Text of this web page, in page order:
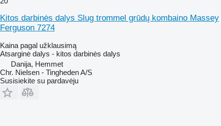
Kitos darbinės dalys Slug trommel grūdų kombaino Massey
Ferguson 7274
Kaina pagal užklausimą
Atsarginė dalys - kitos darbinės dalys
Danija, Hemmet
Chr. Nielsen - Tingheden A/S
Susisiekite su pardavėju